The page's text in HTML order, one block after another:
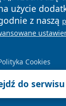
użycie
z naszą
Cookies
do serwisu